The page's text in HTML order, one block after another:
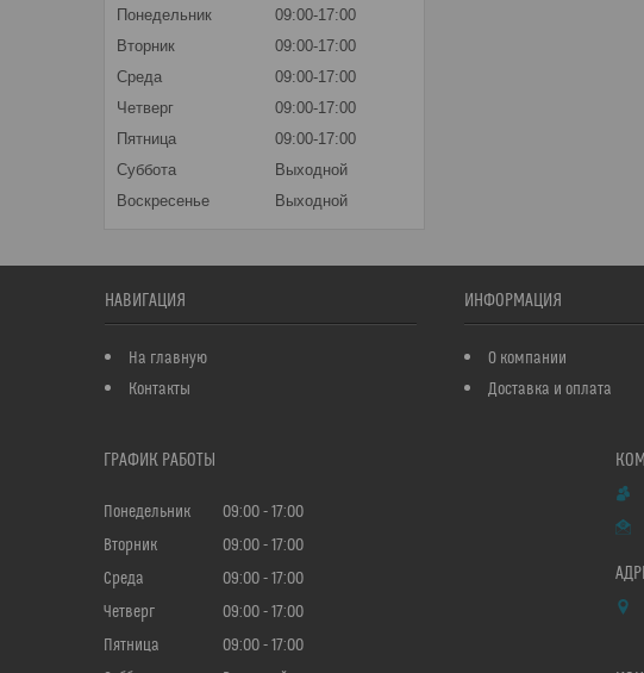
Понедельник
09:00-17:00
Вторник
09:00-17:00
Среда
09:00-17:00
Четверг
09:00-17:00
Пятница
09:00-17:00
Суббота
Выходной
Воскресенье
Выходной
НАВИГАЦИЯ
На главную
Контакты
ИНФОРМАЦИЯ
О компании
Доставка и оплата
ГРАФИК РАБОТЫ
Понедельник 09:00
17:00
Вторник
09:00
17:00
Среда
09:00
17:00
Четверг
09:00
17:00
Пятница
09:00
17:00